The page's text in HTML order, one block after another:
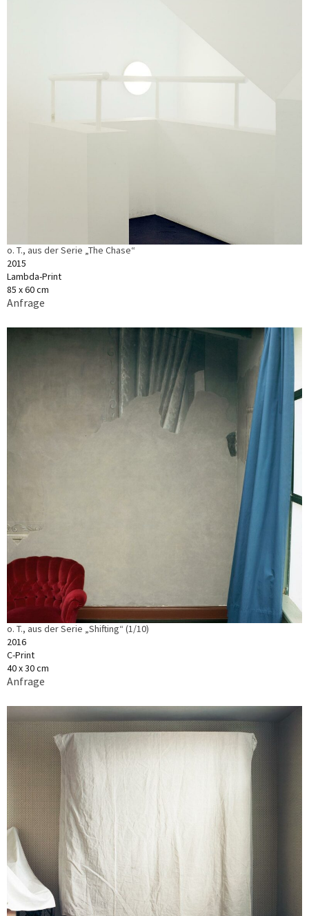
o. T., aus der Serie „The Chase“
2015
Lambda-Print
85 x 60 cm
Anfrage
o. T., aus der Serie „Shifting“ (1/10)
2016
C-Print
40 x 30 cm
Anfrage